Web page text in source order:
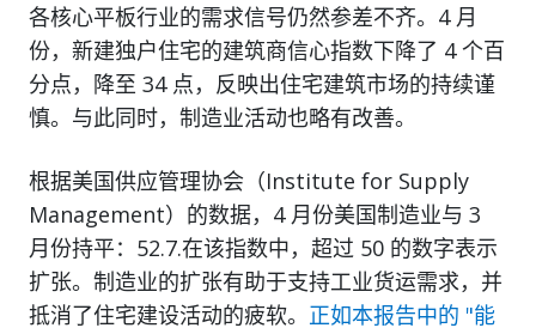
各核心平板行业的需求信号仍然参差不齐。4 月
份，新建独户住宅的建筑商信心指数下降了 4 个百
分点，降至 34 点，反映出住宅建筑市场的持续谨
慎。与此同时，制造业活动也略有改善。
根据美国供应管理协会（Institute for Supply
Management）的数据，4 月份美国制造业与 3
月份持平：52.7.在该指数中，超过 50 的数字表示
扩张。制造业的扩张有助于支持工业货运需求，并
抵消了住宅建设活动的疲软。 正如本报告中的 "能